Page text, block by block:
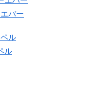
バー
ル